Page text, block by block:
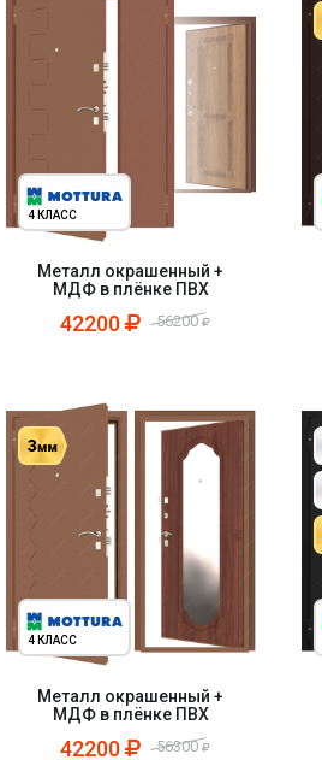
4 КЛАСС
Металл окрашенный +
МДФ в плёнке ПВХ
42200 56200
4 КЛАСС
Металл окрашенный +
МДФ в плёнке ПВХ
42200 56300